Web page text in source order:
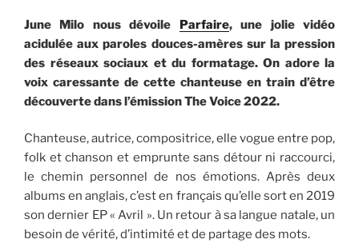
June Milo nous dévoile Parfaire, une jolie vidéo
acidulée aux paroles douces-amères sur la pression
des réseaux sociaux et du formatage. On adore la
voix caressante de cette chanteuse en train d’être
découverte dans l’émission The Voice 2022.
Chanteuse, autrice, compositrice, elle vogue entre pop,
folk et chanson et emprunte sans détour ni raccourci,
le chemin personnel de nos émotions. Après deux
albums en anglais, c’est en français qu’elle sort en 2019
son dernier EP « Avril ». Un retour à sa langue natale, un
besoin de vérité, d’intimité et de partage des mots.